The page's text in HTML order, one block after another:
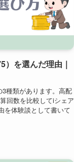
）を選んだ理由｜
種類があります。高配
回数を比較してiシェア
を体験談として書いて